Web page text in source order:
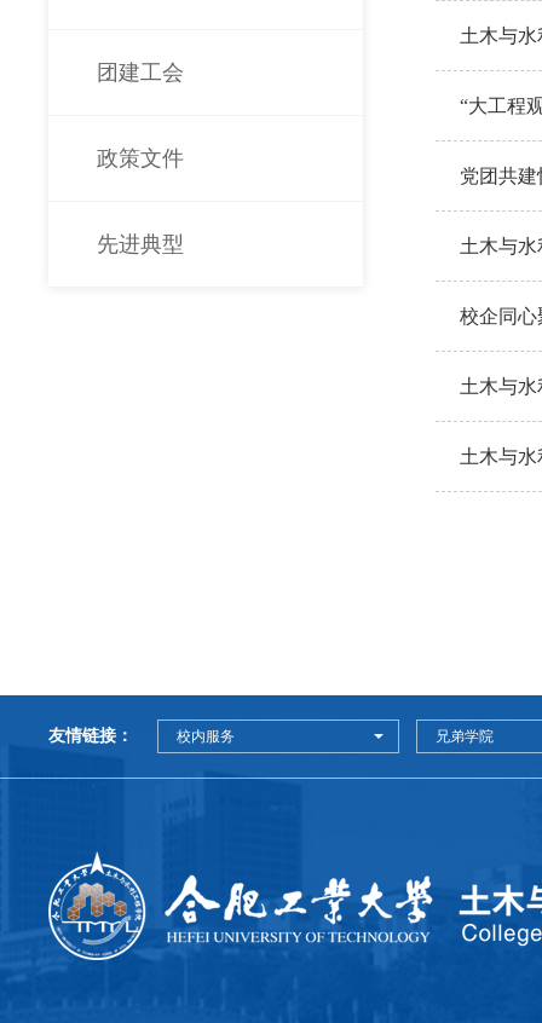
团建工会
政策文件
先进典型
土木与
“大工程
党团共
土木与
校企同
建活动
土木与
土木与
友情链接： 校内服务 兄弟学院